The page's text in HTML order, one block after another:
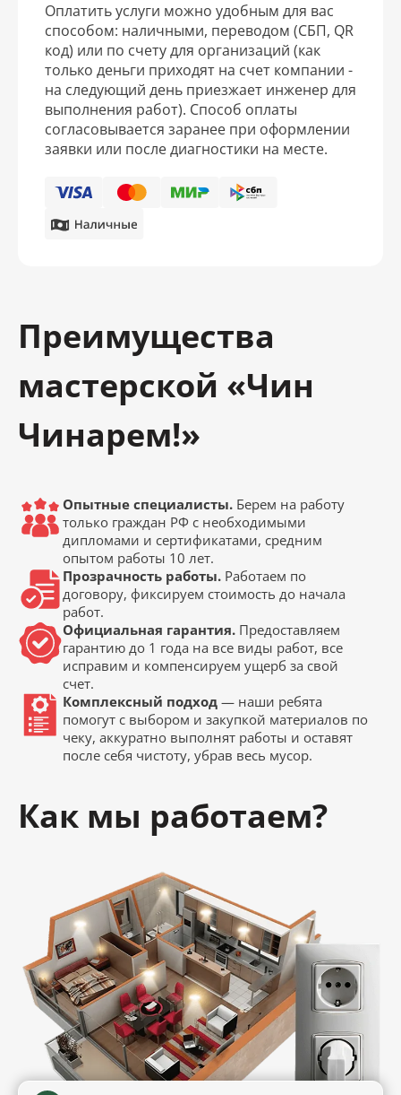
Оплатить услуги можно удобным для вас
способом: наличными, переводом (СБП, QR
код) или по счету для организаций (как
только деньги приходят на счет компании -
на следующий день приезжает инженер для
выполнения работ). Способ оплаты
согласовывается заранее при оформлении
заявки или после диагностики на месте.
Преимущества
мастерской «Чин
Чинарем!»
Опытные специалисты. Берем на работу
только граждан РФ с необходимыми
дипломами и сертификатами, средним
опытом работы 10 лет.
Прозрачность работы. Работаем по
договору, фиксируем стоимость до начала
работ.
Официальная гарантия. Предоставляем
гарантию до 1 года на все виды работ, все
исправим и компенсируем ущерб за свой
счет.
Комплексный подход — наши ребята
помогут с выбором и закупкой материалов по
чеку, аккуратно выполнят работы и оставят
после себя чистоту, убрав весь мусор.
Как мы работаем?